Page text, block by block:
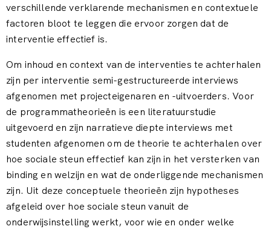
verschillende verklarende mechanismen en contextuele
factoren bloot te leggen die ervoor zorgen dat de
interventie effectief is.
Om inhoud en context van de interventies te achterhalen
zijn per interventie semi-gestructureerde interviews
afgenomen met projecteigenaren en -uitvoerders. Voor
de programmatheorieën is een literatuurstudie
uitgevoerd en zijn narratieve diepte interviews met
studenten afgenomen om de theorie te achterhalen over
hoe sociale steun effectief kan zijn in het versterken van
binding en welzijn en wat de onderliggende mechanismen
zijn. Uit deze conceptuele theorieën zijn hypotheses
afgeleid over hoe sociale steun vanuit de
onderwijsinstelling werkt, voor wie en onder welke